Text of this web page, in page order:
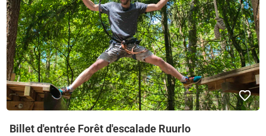
Billet d'entrée Forêt d'escalade Ruurlo